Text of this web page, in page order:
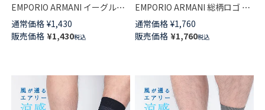
EMPORIO ARMANI イーグル＆
ベア ミドル丈 カジュアル ソッ
クス メンズ 02342442
通常価格 ¥1,430
販売価格 ¥1,430税込
EMPORIO ARMANI 総柄ロゴ ＆
マンガベア イーグル ミドル丈
カジュアル ソックス 日本製 メ
ンズ 02342430
通常価格 ¥1,760
販売価格 ¥1,760税込